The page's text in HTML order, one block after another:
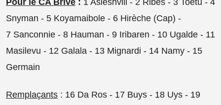
Snyman - 5 Koyamaibole - 6 Hirèche (Cap) -
7 Sanconnie - 8 Hauman - 9 Iribaren - 10 Ugalde - 11
Masilevu - 12 Galala - 13 Mignardi - 14 Namy - 15
Germain
Remplaçants : 16 Da Ros - 17 Buys - 18 Uys - 19